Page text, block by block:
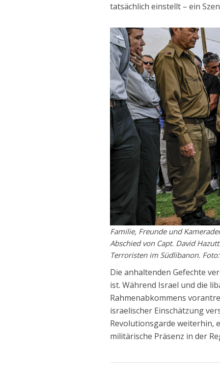
tatsächlich einstellt – ein
Familie, Freunde und
Abschied von Capt. David
Terroristen im Südlibanon.
Die anhaltenden Gefechte
ist. Während Israel und die
Rahmenabkommens
israelischer Einschätzung
Revolutionsgarde weiterhin,
militärische Präsenz in der